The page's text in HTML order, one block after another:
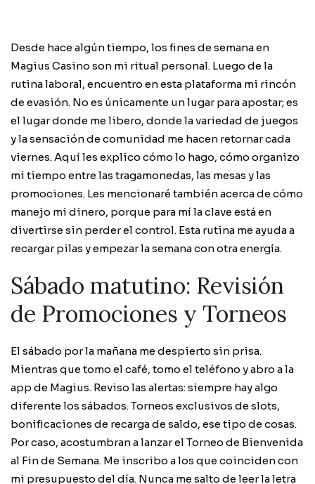
Desde hace algún tiempo, los fines de semana en
Magius Casino son mi ritual personal. Luego de la
rutina laboral, encuentro en esta plataforma mi rincón
de evasión. No es únicamente un lugar para apostar; es
el lugar donde me libero, donde la variedad de juegos
y la sensación de comunidad me hacen retornar cada
viernes. Aquí les explico cómo lo hago, cómo organizo
mi tiempo entre las tragamonedas, las mesas y las
promociones. Les mencionaré también acerca de cómo
manejo mi dinero, porque para mí la clave está en
divertirse sin perder el control. Esta rutina me ayuda a
recargar pilas y empezar la semana con otra energía.
Sábado matutino: Revisión
de Promociones y Torneos
El sábado por la mañana me despierto sin prisa.
Mientras que tomo el café, tomo el teléfono y abro a la
app de Magius. Reviso las alertas: siempre hay algo
diferente los sábados. Torneos exclusivos de slots,
bonificaciones de recarga de saldo, ese tipo de cosas.
Por caso, acostumbran a lanzar el Torneo de Bienvenida
al Fin de Semana. Me inscribo a los que coinciden con
mi presupuesto del día. Nunca me salto de leer la letra